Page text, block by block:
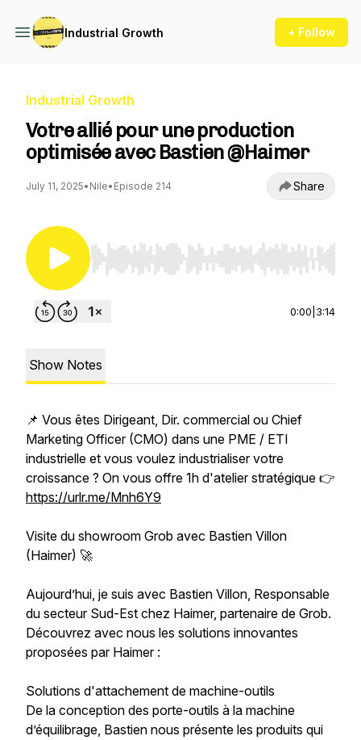
Industrial Growth + Follow
Industrial Growth
Votre allié pour une production
optimisée avec Bastien @Haimer
July 11, 2025• Nile• Episode 214 Share
Use Left/Right to seek, Home/End to jump to
0:00 3:14
Show Notes
📌 Vous êtes Dirigeant, Dir. commercial ou Chief
Marketing Officer (CMO) dans une PME / ETI
industrielle et vous voulez industrialiser votre
croissance ? On vous offre 1h d'atelier stratégique 👉
https://urlr.me/Mnh6Y9
Visite du showroom Grob avec Bastien Villon
(Haimer) 🚀
Aujourd’hui, je suis avec Bastien Villon, Responsable
du secteur Sud-Est chez Haimer, partenaire de Grob.
Découvrez avec nous les solutions innovantes
proposées par Haimer :
Solutions d'attachement de machine-outils
De la conception des porte-outils à la machine
d’équilibrage, Bastien nous présente les produits qui